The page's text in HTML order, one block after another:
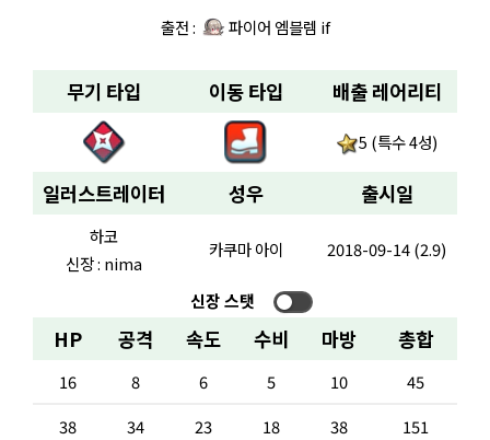
출전 : 파이어 엠블렘 if
무기 타입 이동 타입 배출 레어리티
5 (특수 4성)
일러스트레이터 성우 출시일
하코
신장 : nima
카쿠마 아이 2018-09-14 (2.9)
신장 스탯
HP 공격 속도 수비 마방 총합
16 8 6 5 10
45
38
34 23 18 38
151